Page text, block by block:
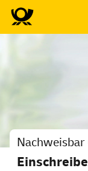
Nachweisbar